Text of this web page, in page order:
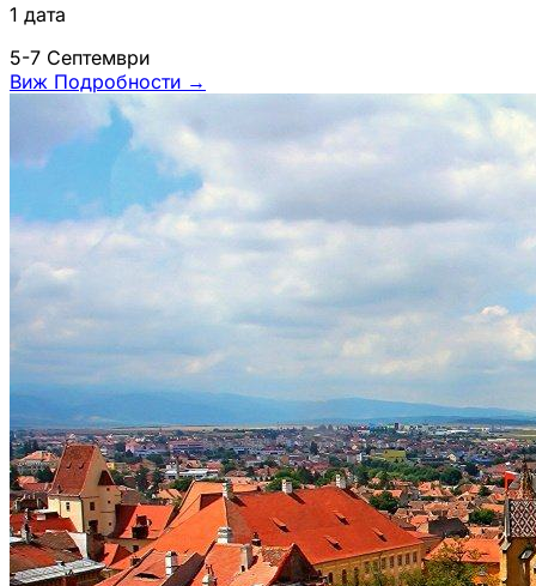
1 дата
5-7 Септември
Виж Подробности →